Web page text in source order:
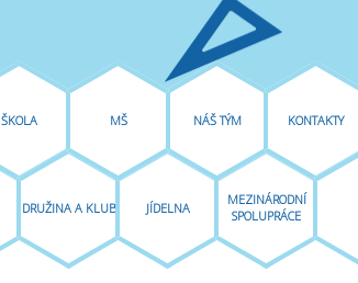
ŠKOLA
DRUŽINA A KLUB JÍDELNA
MEZINÁRODNÍ
SPOLUPRÁCE
NÁŠ TÝM KONTAKTY
MŠ